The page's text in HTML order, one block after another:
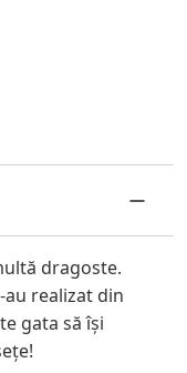
dragoste.
au realizat din
gata să își